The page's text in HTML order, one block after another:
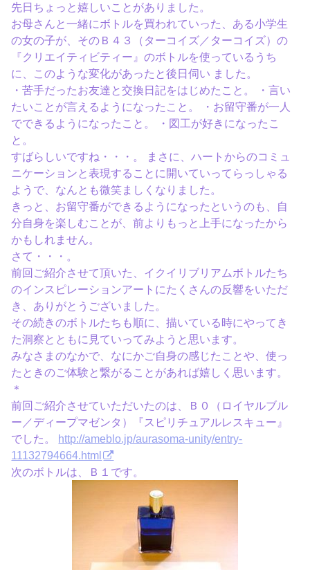
先日ちょっと嬉しいことがありました。
お母さんと一緒にボトルを買われていった、ある小学生
の女の子が、そのＢ４３（ターコイズ／ターコイズ）の
『クリエイティビティー』のボトルを使っているうち
に、このような変化があったと後日伺い ました。
・苦手だったお友達と交換日記をはじめたこと。 ・言い
たいことが言えるようになったこと。 ・お留守番が一人
でできるようになったこと。 ・図工が好きになったこ
と。
すばらしいですね・・・。 まさに、ハートからのコミュ
ニケーションと表現することに開いていってらっしゃる
ようで、なんとも微笑ましくなりました。
きっと、お留守番ができるようになったというのも、自
分自身を楽しむことが、前よりもっと上手になったから
かもしれません。
さて・・・。
前回ご紹介させて頂いた、イクイリブリアムボトルたち
のインスピレーションアートにたくさんの反響をいただ
き、ありがとうございました。
その続きのボトルたちも順に、描いている時にやってき
た洞察とともに見ていってみようと思います。
みなさまのなかで、なにかご自身の感じたことや、使っ
たときのご体験と繋がることがあれば嬉しく思います。
＊
前回ご紹介させていただいたのは、Ｂ０（ロイヤルブル
ー／ディープマゼンタ）『スピリチュアルレスキュー』
でした。 http://ameblo.jp/aurasoma-unity/entry-
11132794664.html
次のボトルは、Ｂ１です。